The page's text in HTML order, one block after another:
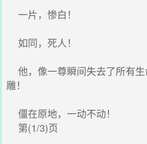
一片，惨白！
如同，死人！
他，像一尊瞬间失去了所有
雕！
僵在原地，一动不动！
第(1/3)页